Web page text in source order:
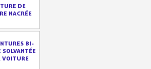
DE
NACRÉE
BI-
SOLVANTÉE
VOITURE